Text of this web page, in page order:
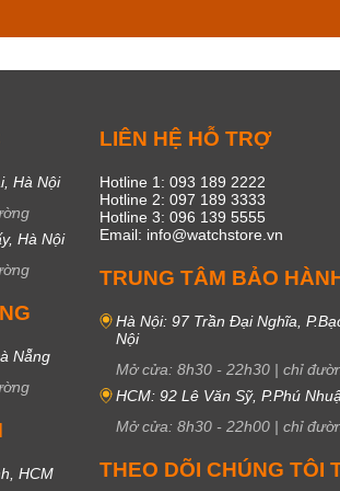
Hà Nội
Hà Nội
Nẵng
HCM
LIÊN HỆ HỖ TRỢ
Hotline 1: 093 189 2222
Hotline 2: 097 189 3333
Hotline 3: 096 139 5555
Email: info@watchstore.vn
TRUNG TÂM BẢO
Hà Nội: 97 Trần Đại Nghĩa,
Nội
Mở cửa: 8h30 - 22h30 | chỉ
HCM: 92 Lê Văn Sỹ, P.Phú
Mở cửa: 8h30 - 22h00 | chỉ
THEO DÕI CHÚNG TÔI